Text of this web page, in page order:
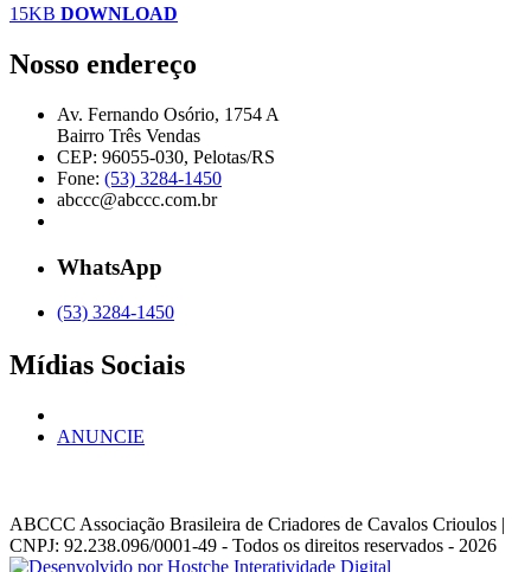
15KB DOWNLOAD
Nosso endereço
Av. Fernando Osório, 1754 A
Bairro Três Vendas
CEP: 96055-030, Pelotas/RS
Fone: (53) 3284-1450
abccc@abccc.com.br
WhatsApp
(53) 3284-1450
Mídias Sociais
ANUNCIE
ABCCC Associação Brasileira de Criadores de Cavalos Crioulos |
CNPJ: 92.238.096/0001-49 - Todos os direitos reservados - 2026